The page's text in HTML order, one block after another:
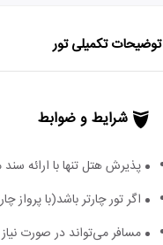
توضیحات تکمیلی تور
شرایط و ضوابط
پذیرش هتل تنها با ارائه
اگر تور چارتر باشد(با
مسافر می‌تواند در صورت